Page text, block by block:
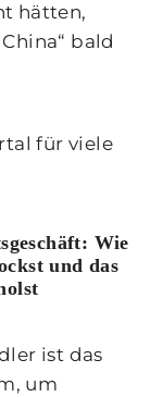
hätten,
bald
Wie
und das
ist das
um